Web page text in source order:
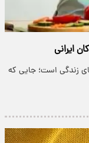
ایرانی
زندگی است؛ جایی که